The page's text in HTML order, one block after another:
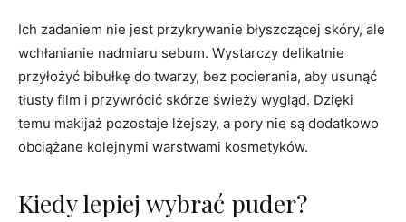
Ich zadaniem nie jest przykrywanie błyszczącej skóry, ale
wchłanianie nadmiaru sebum. Wystarczy delikatnie
przyłożyć bibułkę do twarzy, bez pocierania, aby usunąć
tłusty film i przywrócić skórze świeży wygląd. Dzięki
temu makijaż pozostaje lżejszy, a pory nie są dodatkowo
obciążane kolejnymi warstwami kosmetyków.
Kiedy lepiej wybrać puder?